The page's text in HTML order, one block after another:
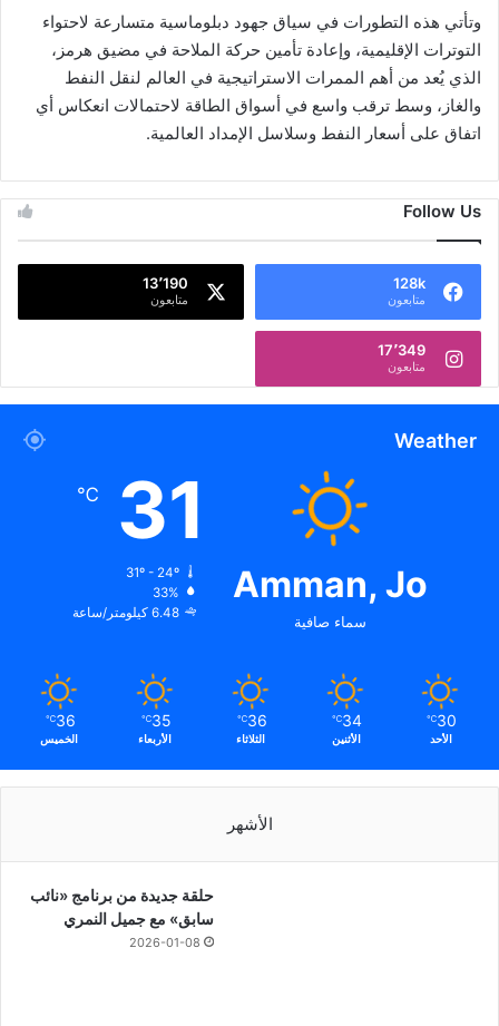
وتأتي هذه التطورات في سياق جهود دبلوماسية متسارعة لاحتواء
التوترات الإقليمية، وإعادة تأمين حركة الملاحة في مضيق هرمز،
الذي يُعد من أهم الممرات الاستراتيجية في العالم لنقل النفط
والغاز، وسط ترقب واسع في أسواق الطاقة لاحتمالات انعكاس أي
اتفاق على أسعار النفط وسلاسل الإمداد العالمية.
Follow Us
128k
متابعون
13٬190
متابعون
17٬349
متابعون
Weather
Amman, Jo
سماء صافية
31
℃
31º - 24º
33%
6.48 كيلومتر/ساعة
30
℃
الأحد
34
℃
الأثنين
36
℃
الثلاثاء
35
℃
الأربعاء
36
℃
الخميس
الأشهر
حلقة جديدة من برنامج «نائب
سابق» مع جميل النمري
2026-01-08